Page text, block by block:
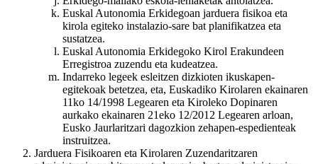
Euskal Autonomia Erkidegoan jarduera fisikoa eta
kirola egiteko instalazio-sare bat planifikatzea eta
sustatzea.
Euskal Autonomia Erkidegoko Kirol Erakundeen
Erregistroa zuzendu eta kudeatzea.
Indarreko legeek esleitzen dizkioten ikuskapen-
egitekoak betetzea, eta, Euskadiko Kirolaren ekainaren
11ko 14/1998 Legearen eta Kiroleko Dopinaren
aurkako ekainaren 21eko 12/2012 Legearen arloan,
Eusko Jaurlaritzari dagozkion zehapen-espedienteak
instruitzea.
Jarduera Fisikoaren eta Kirolaren Zuzendaritzaren